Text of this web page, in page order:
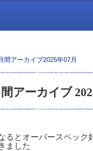
間アーカイブ2025年07月
アーカイブ
るとオーバースペック
ました